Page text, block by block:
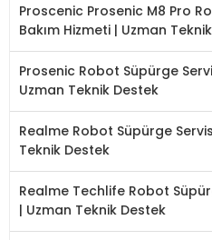
Proscenic Prosenic M8 Pro
Bakım Hizmeti | Uzman
Prosenic Robot Süpürge
Uzman Teknik Destek
Realme Robot Süpürge
Teknik Destek
Realme Techlife Robot
| Uzman Teknik Destek